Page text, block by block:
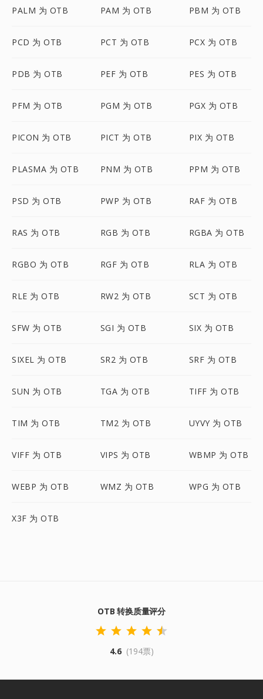
PALM 为 OTB PAM 为 OTB PBM 为 OTB
PCD 为 OTB PCT 为 OTB PCX 为 OTB
PDB 为 OTB PEF 为 OTB PES 为 OTB
PFM 为 OTB PGM 为 OTB PGX 为 OTB
PICON 为 OTB PICT 为 OTB PIX 为 OTB
PLASMA 为 OTB PNM 为 OTB PPM 为 OTB
PSD 为 OTB PWP 为 OTB RAF 为 OTB
RAS 为 OTB RGB 为 OTB RGBA 为 OTB
RGBO 为 OTB RGF 为 OTB RLA 为 OTB
RLE 为 OTB RW2 为 OTB SCT 为 OTB
SFW 为 OTB SGI 为 OTB SIX 为 OTB
SIXEL 为 OTB SR2 为 OTB SRF 为 OTB
SUN 为 OTB TGA 为 OTB TIFF 为 OTB
TIM 为 OTB TM2 为 OTB UYVY 为 OTB
VIFF 为 OTB VIPS 为 OTB WBMP 为 OTB
WEBP 为 OTB WMZ 为 OTB WPG 为 OTB
X3F 为 OTB
OTB 转换质量评分
4.6 (194票)